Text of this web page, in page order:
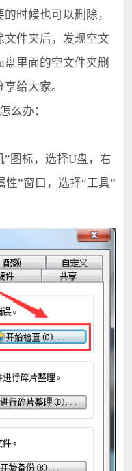
时候也可以删除，
文件夹后，发现空文
里面的空文件夹删
给大家。
办：
标，选择U盘，右
性”窗口，选择“工具”